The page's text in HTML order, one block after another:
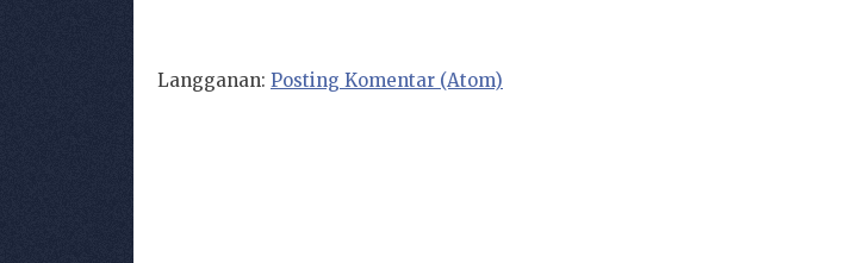
Langganan: Posting Komentar (Atom)